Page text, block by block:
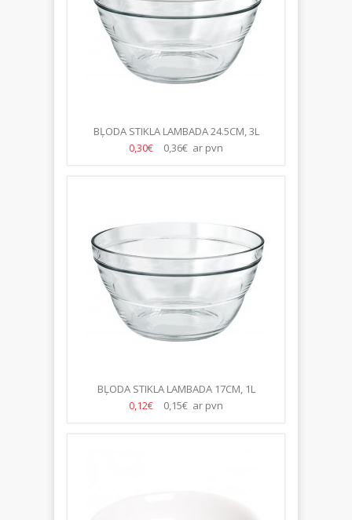
BĻODA STIKLA LAMBADA 24.5CM, 3L
0,30€
0,36€ ar pvn
BĻODA STIKLA LAMBADA 17CM, 1L
0,12€
0,15€ ar pvn